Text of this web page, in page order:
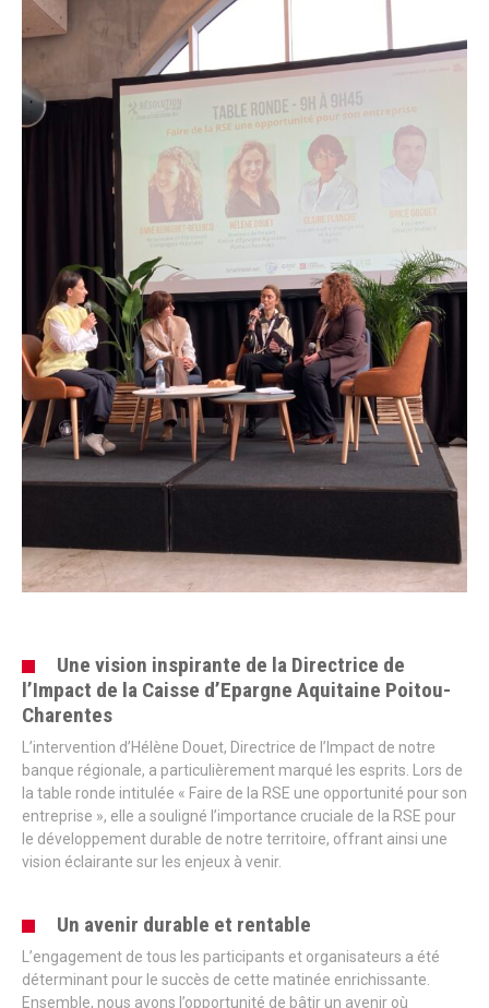
Une vision inspirante de la Directrice de
l’Impact de la Caisse d’Epargne Aquitaine Poitou-
Charentes
L’intervention d’Hélène Douet, Directrice de l’Impact de notre
banque régionale, a particulièrement marqué les esprits. Lors de
la table ronde intitulée « Faire de la RSE une opportunité pour son
entreprise », elle a souligné l’importance cruciale de la RSE pour
le développement durable de notre territoire, offrant ainsi une
vision éclairante sur les enjeux à venir.
Un avenir durable et rentable
L’engagement de tous les participants et organisateurs a été
déterminant pour le succès de cette matinée enrichissante.
Ensemble, nous avons l’opportunité de bâtir un avenir où